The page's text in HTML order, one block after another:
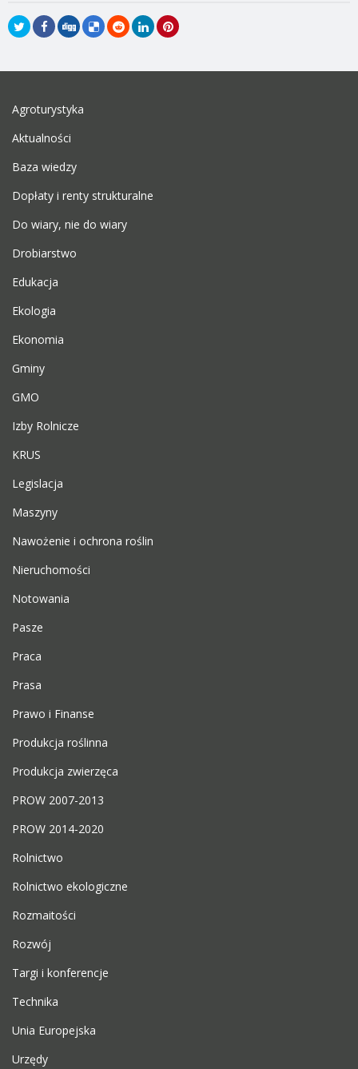
Agroturystyka
Aktualności
Baza wiedzy
Dopłaty i renty strukturalne
Do wiary, nie do wiary
Drobiarstwo
Edukacja
Ekologia
Ekonomia
Gminy
GMO
Izby Rolnicze
KRUS
Legislacja
Maszyny
Nawożenie i ochrona roślin
Nieruchomości
Notowania
Pasze
Praca
Prasa
Prawo i Finanse
Produkcja roślinna
Produkcja zwierzęca
PROW 2007-2013
PROW 2014-2020
Rolnictwo
Rolnictwo ekologiczne
Rozmaitości
Rozwój
Targi i konferencje
Technika
Unia Europejska
Urzędy